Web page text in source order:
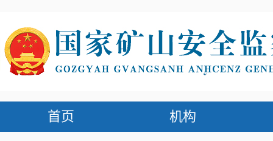
首页 机构